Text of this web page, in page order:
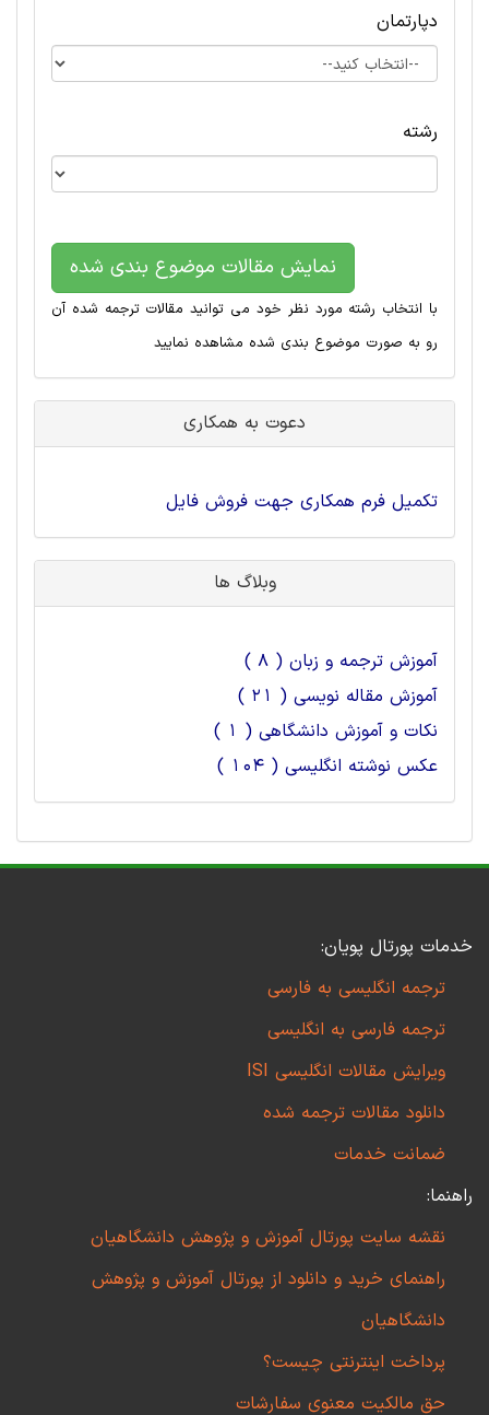
دپارتمان
رشته
نمایش مقالات موضوع بندی شده
با انتخاب رشته مورد نظر خود می توانید مقالات ترجمه شده آن
رو به صورت موضوع بندی شده مشاهده نمایید
دعوت به همکاری
تکمیل فرم همکاری جهت فروش فایل
وبلاگ ها
آموزش ترجمه و زبان ( 8 )
آموزش مقاله نویسی ( 21 )
نکات و آموزش دانشگاهی ( 1 )
عکس نوشته انگلیسی ( 104 )
خدمات پورتال پویان:
ترجمه انگلیسی به فارسی
ترجمه فارسی به انگلیسی
ویرایش مقالات انگلیسی ISI
دانلود مقالات ترجمه شده
ضمانت خدمات
راهنما:
نقشه سایت پورتال آموزش و پژوهش دانشگاهیان
راهنمای خرید و دانلود از پورتال آموزش و پژوهش
دانشگاهیان
پرداخت اینترنتی چیست؟
حق مالکیت معنوی سفارشات